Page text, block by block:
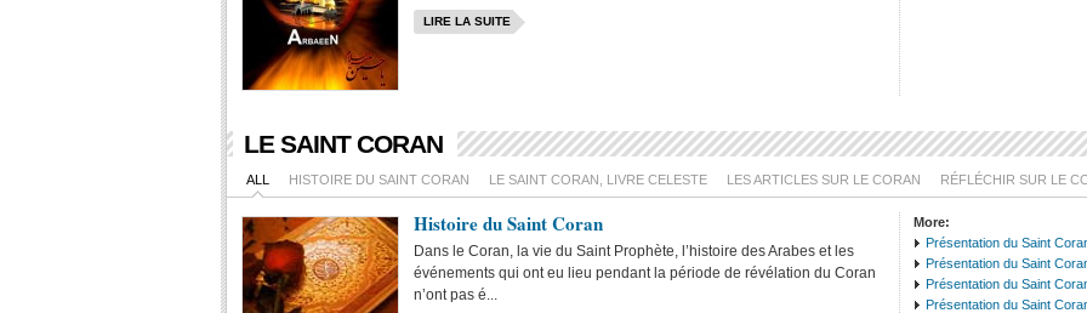
LIRE LA SUITE
LE SAINT CORAN
ALL HISTOIRE DU SAINT CORAN LE SAINT CORAN, LIVRE CELESTE LES ARTICLES SUR LE CORAN RÉFLÉCHIR SUR LE
Histoire du Saint Coran
Dans le Coran, la vie du Saint Prophète, l’histoire des Arabes et les
événements qui ont eu lieu pendant la période de révélation du Coran
n’ont pas é...
More:
Présentation du Saint
Présentation du Saint
Présentation du Saint
Présentation du Saint